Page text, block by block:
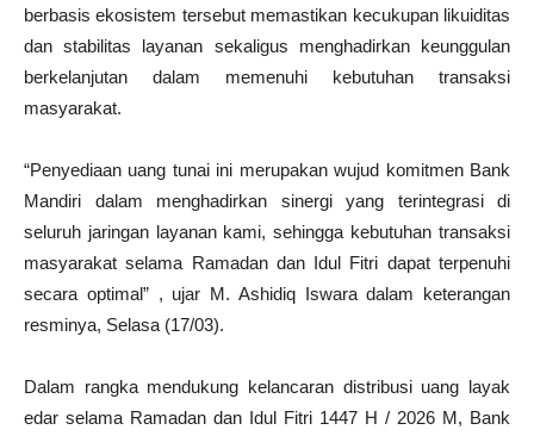
berbasis ekosistem tersebut memastikan kecukupan likuiditas
dan stabilitas layanan sekaligus menghadirkan keunggulan
berkelanjutan dalam memenuhi kebutuhan transaksi
masyarakat.
“Penyediaan uang tunai ini merupakan wujud komitmen Bank
Mandiri dalam menghadirkan sinergi yang terintegrasi di
seluruh jaringan layanan kami, sehingga kebutuhan transaksi
masyarakat selama Ramadan dan Idul Fitri dapat terpenuhi
secara optimal” , ujar M. Ashidiq Iswara dalam keterangan
resminya, Selasa (17/03).
Dalam rangka mendukung kelancaran distribusi uang layak
edar selama Ramadan dan Idul Fitri 1447 H / 2026 M, Bank